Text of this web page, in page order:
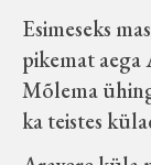
Esimeseks
pikemat
Mõlema
ka teistes